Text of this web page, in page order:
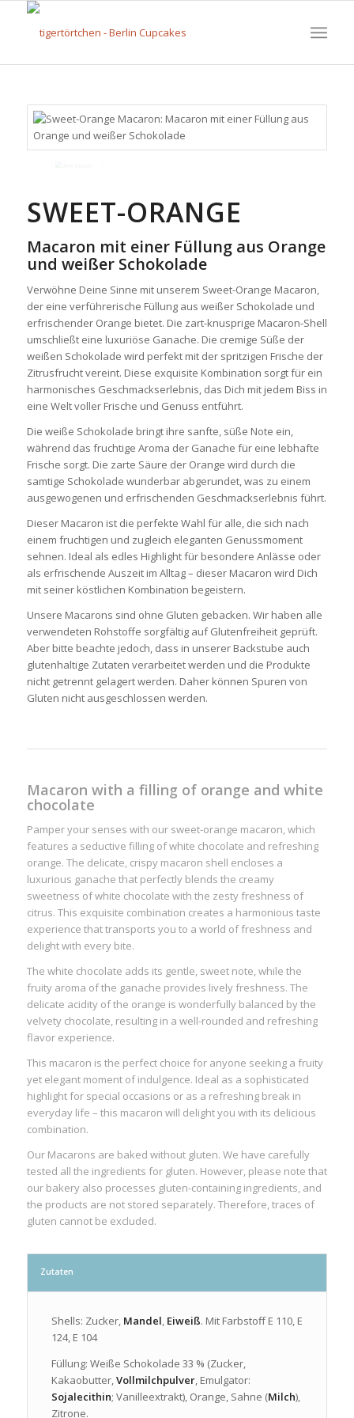
SWEET-ORANGE
Macaron mit einer Füllung aus Orange
und weißer Schokolade
Verwöhne Deine Sinne mit unserem Sweet-Orange Macaron,
der eine verführerische Füllung aus weißer Schokolade und
erfrischender Orange bietet. Die zart-knusprige Macaron-Shell
umschließt eine luxuriöse Ganache. Die cremige Süße der
weißen Schokolade wird perfekt mit der spritzigen Frische der
Zitrusfrucht vereint. Diese exquisite Kombination sorgt für ein
harmonisches Geschmackserlebnis, das Dich mit jedem Biss in
eine Welt voller Frische und Genuss entführt.
Die weiße Schokolade bringt ihre sanfte, süße Note ein,
während das fruchtige Aroma der Ganache für eine lebhafte
Frische sorgt. Die zarte Säure der Orange wird durch die
samtige Schokolade wunderbar abgerundet, was zu einem
ausgewogenen und erfrischenden Geschmackserlebnis führt.
Dieser Macaron ist die perfekte Wahl für alle, die sich nach
einem fruchtigen und zugleich eleganten Genussmoment
sehnen. Ideal als edles Highlight für besondere Anlässe oder
als erfrischende Auszeit im Alltag – dieser Macaron wird Dich
mit seiner köstlichen Kombination begeistern.
Unsere Macarons sind ohne Gluten gebacken. Wir haben alle
verwendeten Rohstoffe sorgfältig auf Glutenfreiheit geprüft.
Aber bitte beachte jedoch, dass in unserer Backstube auch
glutenhaltige Zutaten verarbeitet werden und die Produkte
nicht getrennt gelagert werden. Daher können Spuren von
Gluten nicht ausgeschlossen werden.
Macaron with a filling of orange and white
chocolate
Pamper your senses with our sweet-orange macaron, which
features a seductive filling of white chocolate and refreshing
orange. The delicate, crispy macaron shell encloses a
luxurious ganache that perfectly blends the creamy
sweetness of white chocolate with the zesty freshness of
citrus. This exquisite combination creates a harmonious taste
experience that transports you to a world of freshness and
delight with every bite.
The white chocolate adds its gentle, sweet note, while the
fruity aroma of the ganache provides lively freshness. The
delicate acidity of the orange is wonderfully balanced by the
velvety chocolate, resulting in a well-rounded and refreshing
flavor experience.
This macaron is the perfect choice for anyone seeking a fruity
yet elegant moment of indulgence. Ideal as a sophisticated
highlight for special occasions or as a refreshing break in
everyday life – this macaron will delight you with its delicious
combination.
Our Macarons are baked without gluten. We have carefully
tested all the ingredients for gluten. However, please note that
our bakery also processes gluten-containing ingredients, and
the products are not stored separately. Therefore, traces of
gluten cannot be excluded.
Zutaten
Shells: Zucker, Mandel, Eiweiß. Mit Farbstoff E 110, E
124, E 104
Füllung: Weiße Schokolade 33 % (Zucker,
Kakaobutter, Vollmilchpulver, Emulgator:
Sojalecithin; Vanilleextrakt), Orange, Sahne (Milch),
Zitrone.